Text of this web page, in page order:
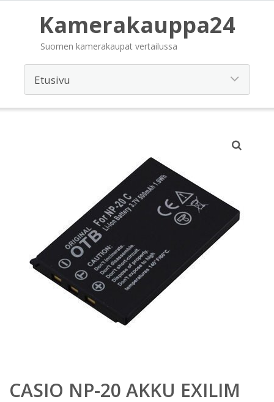
Kamerakauppa24
Suomen kamerakaupat vertailussa
CASIO NP-20 AKKU EXILIM